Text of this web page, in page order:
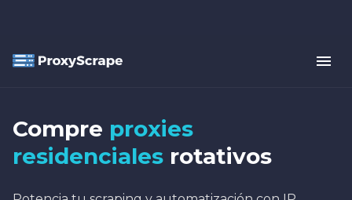
Compre proxies
residenciales rotativos